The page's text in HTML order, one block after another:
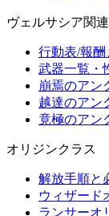
ヴェルサシア関
行動表/報酬
武器一覧・
崩焉のアン
越達のアン
竟極のアン
オリジンクラス
解放手順と
ウィザード
ランサーオ